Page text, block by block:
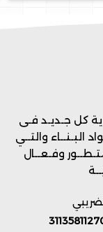
كل جـديـد فـى
البـنــاء والتــي
وفـعــال